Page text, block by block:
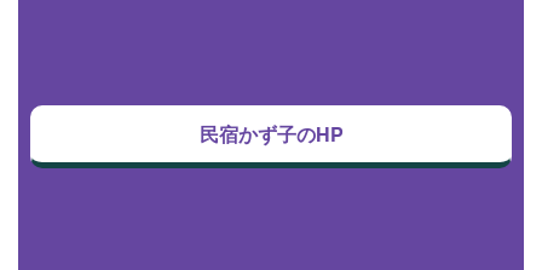
民宿かず子のHP